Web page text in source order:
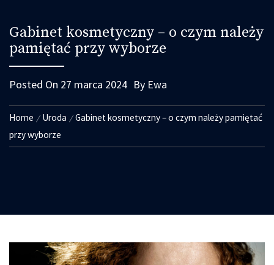
Gabinet kosmetyczny – o czym należy
pamiętać przy wyborze
Posted On 27 marca 2024 By Ewa
Home Uroda
Gabinet kosmetyczny – o czym należy pamiętać
przy wyborze